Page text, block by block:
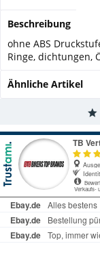
Beschreibung
ohne ABS
Ringe, dichtungen,
Ähnliche Artikel